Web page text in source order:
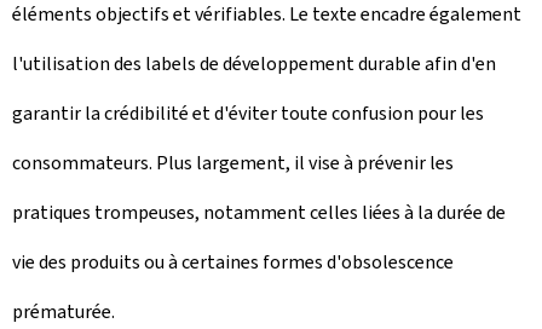
éléments objectifs et vérifiables. Le texte encadre également
l'utilisation des labels de développement durable afin d'en
garantir la crédibilité et d'éviter toute confusion pour les
consommateurs. Plus largement, il vise à prévenir les
pratiques trompeuses, notamment celles liées à la durée de
vie des produits ou à certaines formes d'obsolescence
prématurée.